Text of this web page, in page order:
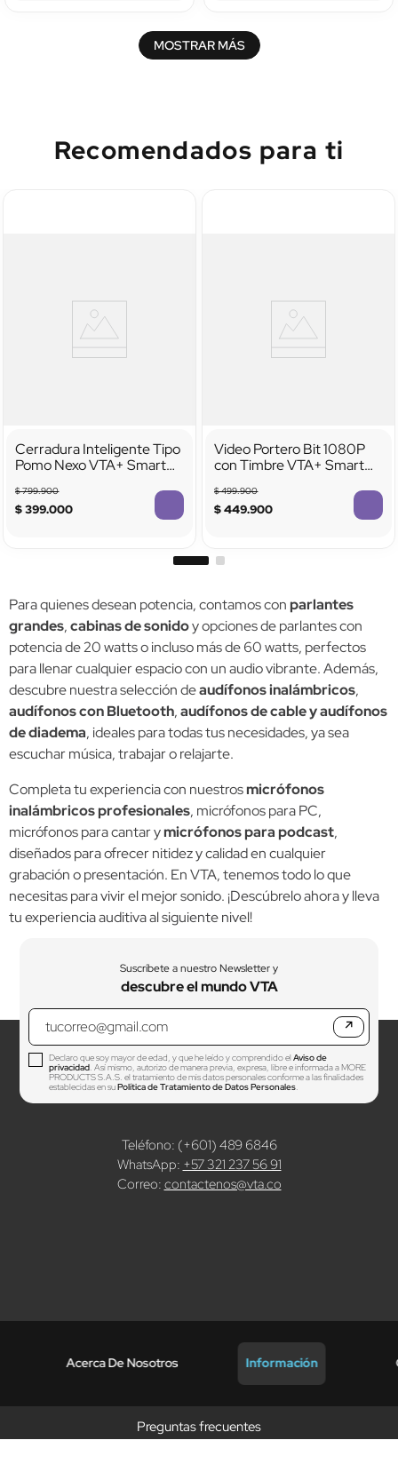
MOSTRAR MÁS
Recomendados para ti
Cerradura Inteligente Tipo
Pomo Nexo VTA+ Smart
$799.900
$399.000
Video Portero Bit 1080P
con Timbre VTA+ Smart
$499.900
$449.900
Para quienes desean potencia, contamos conparlantes
grandes,cabinas de sonidoy opciones de parlantes con
potencia de 20 watts o incluso más de 60 watts, perfectos
para llenar cualquier espacio con un audio vibrante. Además,
descubre nuestra selección deaudífonos inalámbricos,
audífonos con Bluetooth,audífonos de cable y audífonos
de diadema, ideales para todas tus necesidades, ya sea
escuchar música, trabajar o relajarte.
Completa tu experiencia con nuestrosmicrófonos
inalámbricos profesionales, micrófonos para PC,
micrófonos para cantar ymicrófonos para podcast,
diseñados para ofrecer nitidez y calidad en cualquier
grabación o presentación. En VTA, tenemos todo lo que
necesitas para vivir el mejor sonido. ¡Descúbrelo ahora y lleva
tu experiencia auditiva al siguiente nivel!
Suscríbete a nuestro Newsletter y
descubre el mundo VTA
↗
Declaro que soy mayor de edad, y que he leído y comprendido elAviso de
privacidad. Así mismo, autorizo de manera previa, expresa, libre e informada a MORE
PRODUCTS S.A.S. el tratamiento de mis datos personales conforme a las finalidades
establecidas en suPolítica de Tratamiento de Datos Personales.
Teléfono: (+601) 489 6846
WhatsApp: +57 321 237 56 91
Correo: contactenos@vta.co
Acerca De Nosotros Información
Preguntas frecuentes